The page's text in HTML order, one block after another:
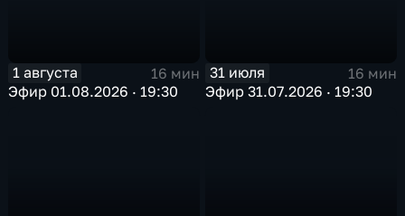
1 августа
16 мин
Эфир 01.08.2026 · 19:30
31 июля
16 мин
Эфир 31.07.2026 · 19:30